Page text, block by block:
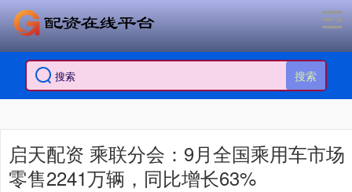
搜索
启天配资 乘联分会：9月全国乘用车市场
零售2241万辆，同比增长63%